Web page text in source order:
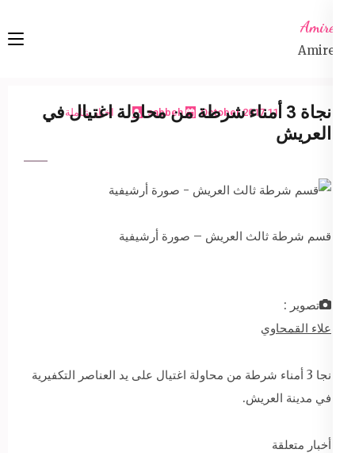
content
Amireta
Amireta
11 October 2017
sabbeh اخبار شاملة
نجاة 3 أمناء شرطة من محاولة اغتيال في
العريش
قسم شرطة ثالث العريش – صورة أرشيفية
تصوير :
علاء القمحاوي
نجا 3 أمناء شرطة من محاولة اغتيال على يد العناصر التكفيرية
في مدينة العريش.
أخبار متعلقة